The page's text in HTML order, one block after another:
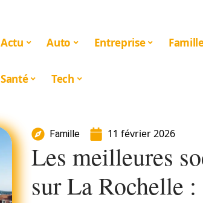
Actu Auto Entreprise
Santé Tech
Famille 11 février 2026
Les meilleures
sur La Rochelle